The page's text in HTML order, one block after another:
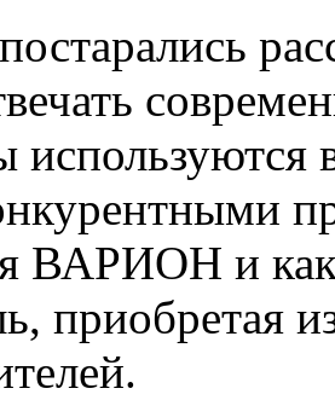
используются
ВАРИОН и
приобретая